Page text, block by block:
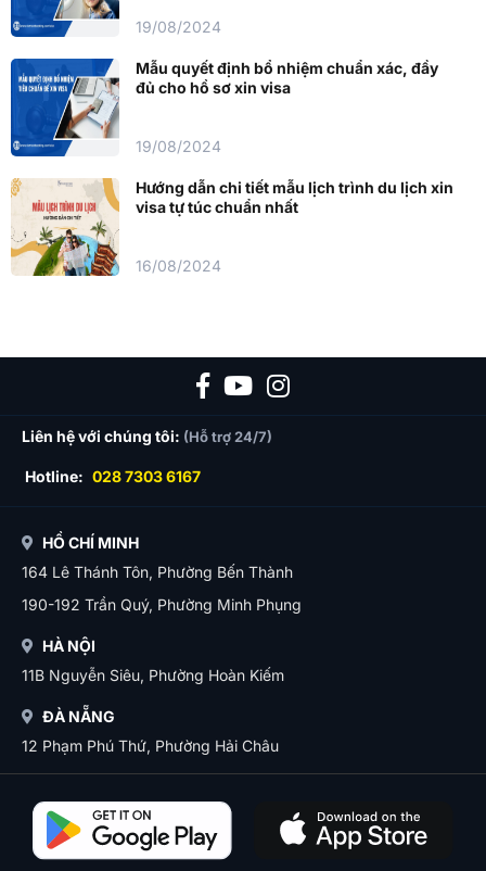
19/08/2024
Mẫu quyết định bổ nhiệm chuẩn xác, đầy
đủ cho hồ sơ xin visa
19/08/2024
Hướng dẫn chi tiết mẫu lịch trình du lịch xin
visa tự túc chuẩn nhất
16/08/2024
Liên hệ với chúng tôi: (Hỗ trợ 24/7)
Hotline: 028 7303 6167
HỒ CHÍ MINH
164 Lê Thánh Tôn, Phường Bến Thành
190-192 Trần Quý, Phường Minh Phụng
HÀ NỘI
11B Nguyễn Siêu, Phường Hoàn Kiếm
ĐÀ NẴNG
12 Phạm Phú Thứ, Phường Hải Châu